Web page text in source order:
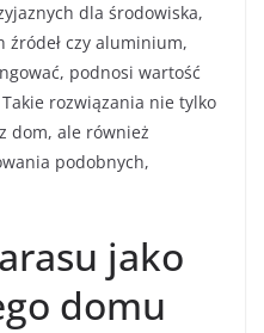
dla środowiska,
źródeł czy aluminium,
podnosi wartość
rozwiązania nie tylko
dom, ale również
podobnych,
jako
domu